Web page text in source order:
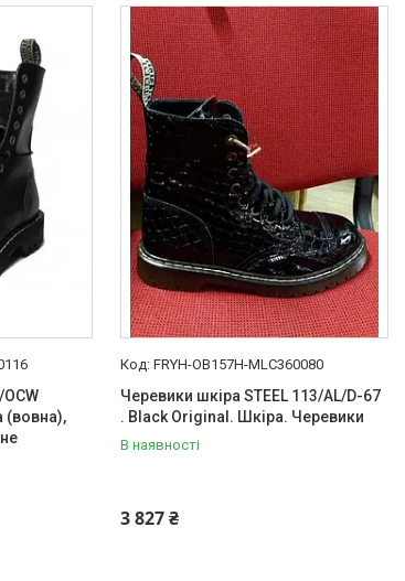
(вовна),
FRYH-OB157H-MLC360080
Черевики шкіра STEEL 113/AL/D-67
. Black Original. Шкіра. Черевики
В наявності
3 827 ₴